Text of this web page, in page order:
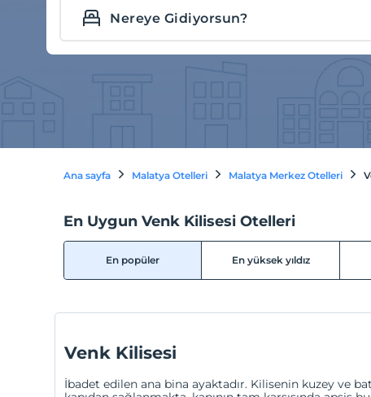
Ana sayfa Malatya Otelleri Malatya Merkez Otelleri
En Uygun Venk Kilisesi Otelleri
En popüler En yüksek yıldız
Venk Kilisesi
İbadet edilen ana bina ayaktadır. Kilisenin kuzey ve